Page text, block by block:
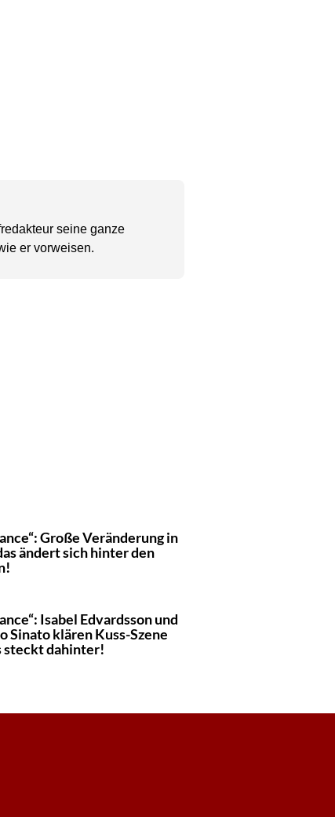
seine ganze
er vorweisen.
Große Veränderung in
ändert sich hinter den
Isabel Edvardsson und
Sinato klären Kuss-Szene
steckt dahinter!